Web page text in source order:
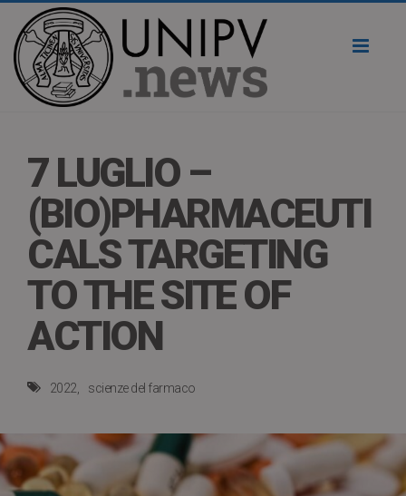
7 LUGLIO –
(BIO)PHARMACEUTI
CALS TARGETING
TO THE SITE OF
ACTION
2022 scienze del farmaco